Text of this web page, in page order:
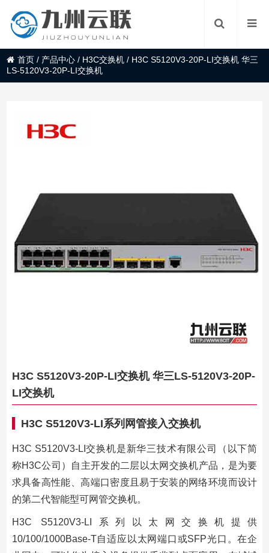
首页 / 产品中心 / H3C交换机 / H3C S5120V3-20P-LI交换机 华三
LS-5120V3-20P-LI交换机
H3C S5120V3-20P-LI交换机 华三LS-5120V3-20P-
LI交换机
H3C S5120V3-LI系列网管接入交换机
H3C S5120V3-LI交换机是新华三技术有限公司（以下简
称H3C公司）自主开发的二层以太网交换机产品，是为要
求具备高性能、高端口密度且易于安装的网络环境而设计
的第二代智能型可网管交换机。
H3C S5120V3-LI系列以太网交换机提供
10/100/1000Base-T自适应以太网端口或SFP光口。在企